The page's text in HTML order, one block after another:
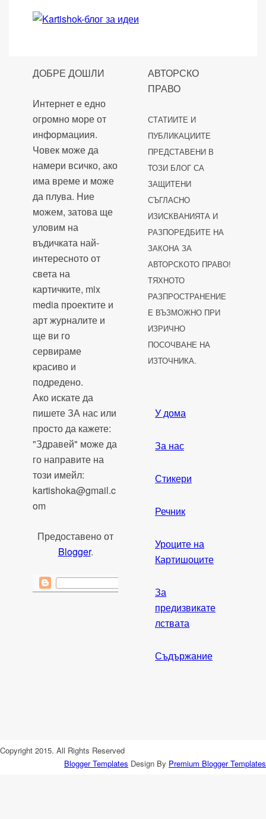
ДОБРЕ ДОШЛИ
Интернет е едно
огромно море от
информациия.
Човек може да
намери всичко, ако
има време и може
да плува. Ние
можем, затова ще
уловим на
въдичката най-
интересното от
света на
картичките, mix
media проектите и
арт журналите и
ще ви го
сервираме
красиво и
подредено.
Ако искате да
пишете ЗА нас или
просто да кажете:
"Здравей" може да
го направите на
този имейл:
kartishoka@gmail.c
om
Предоставено от
Blogger.
АВТОРСКО
ПРАВО
СТАТИИТЕ И
ПУБЛИКАЦИИТЕ
ПРЕДСТАВЕНИ В
ТОЗИ БЛОГ СА
ЗАЩИТЕНИ
СЪГЛАСНО
ИЗИСКВАНИЯТА И
РАЗПОРЕДБИТЕ НА
ЗАКОНА ЗА
АВТОРСКОТО ПРАВО!
ТЯХНОТО
РАЗПРОСТРАНЕНИЕ
Е ВЪЗМОЖНО ПРИ
ИЗРИЧНО
ПОСОЧВАНЕ НА
ИЗТОЧНИКА.
У дома
За нас
Стикери
Речник
Уроците на
Картишоците
За
предизвикате
лствата
Съдържание
Copyright 2015. All Rights Reserved
Blogger Templates Design By Premium Blogger Templates